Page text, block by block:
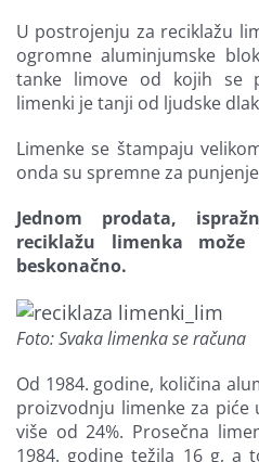
U postrojenju za reciklažu
ogromne aluminjumske
tanke limove od kojih se
limenki je tanji od ljudske
Limenke se štampaju
onda su spremne za
Jednom prodata,
reciklažu limenka
beskonačno.
Foto: Svaka limenka se računa
Od 1984. godine, količina
proizvodnju limenke za piće
više od 24%. Prosečna
1984. godine težila 16 g, a